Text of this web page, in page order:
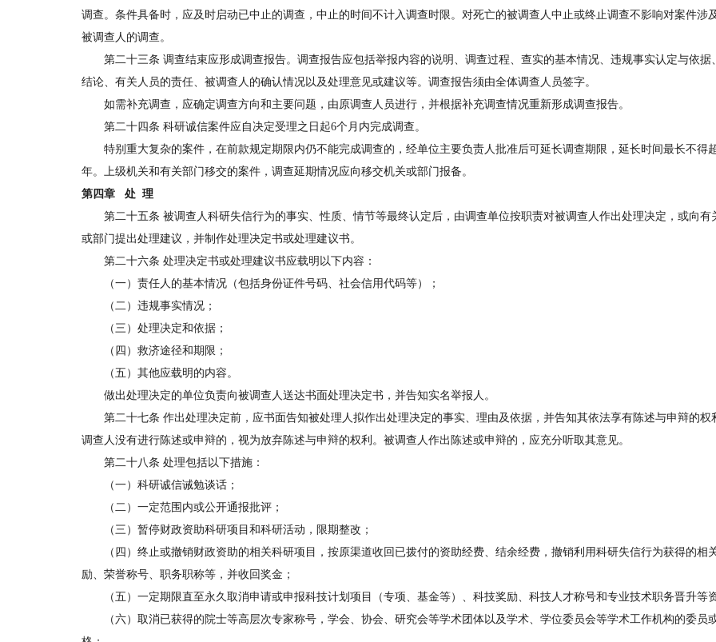
调查。条件具备时，应及时启动已中止的调查，中止的时间不计入调查时限。对死亡的被调查人中止或终止调查不影响对案件涉
被调查人的调查。
第二十三条 调查结束应形成调查报告。调查报告应包括举报内容的说明、调查过程、查实的基本情况、违规事实认定与依据
结论、有关人员的责任、被调查人的确认情况以及处理意见或建议等。调查报告须由全体调查人员签字。
如需补充调查，应确定调查方向和主要问题，由原调查人员进行，并根据补充调查情况重新形成调查报告。
第二十四条 科研诚信案件应自决定受理之日起6个月内完成调查。
特别重大复杂的案件，在前款规定期限内仍不能完成调查的，经单位主要负责人批准后可延长调查期限，延长时间最长不得
年。上级机关和有关部门移交的案件，调查延期情况应向移交机关或部门报备。
第四章 处 理
第二十五条 被调查人科研失信行为的事实、性质、情节等最终认定后，由调查单位按职责对被调查人作出处理决定，或向有
或部门提出处理建议，并制作处理决定书或处理建议书。
第二十六条 处理决定书或处理建议书应载明以下内容：
（一）责任人的基本情况（包括身份证件号码、社会信用代码等）；
（二）违规事实情况；
（三）处理决定和依据；
（四）救济途径和期限；
（五）其他应载明的内容。
做出处理决定的单位负责向被调查人送达书面处理决定书，并告知实名举报人。
第二十七条 作出处理决定前，应书面告知被处理人拟作出处理决定的事实、理由及依据，并告知其依法享有陈述与申辩的权
调查人没有进行陈述或申辩的，视为放弃陈述与申辩的权利。被调查人作出陈述或申辩的，应充分听取其意见。
第二十八条 处理包括以下措施：
（一）科研诚信诫勉谈话；
（二）一定范围内或公开通报批评；
（三）暂停财政资助科研项目和科研活动，限期整改；
（四）终止或撤销财政资助的相关科研项目，按原渠道收回已拨付的资助经费、结余经费，撤销利用科研失信行为获得的相
励、荣誉称号、职务职称等，并收回奖金；
（五）一定期限直至永久取消申请或申报科技计划项目（专项、基金等）、科技奖励、科技人才称号和专业技术职务晋升等
（六）取消已获得的院士等高层次专家称号，学会、协会、研究会等学术团体以及学术、学位委员会等学术工作机构的委员